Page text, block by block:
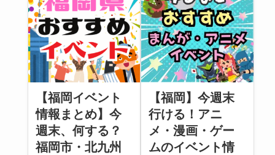
【福岡イベント
情報まとめ】今
週末、何する？
福岡市・北九州
【福岡】今週末
行ける！アニ
メ・漫画・ゲー
ムのイベント情